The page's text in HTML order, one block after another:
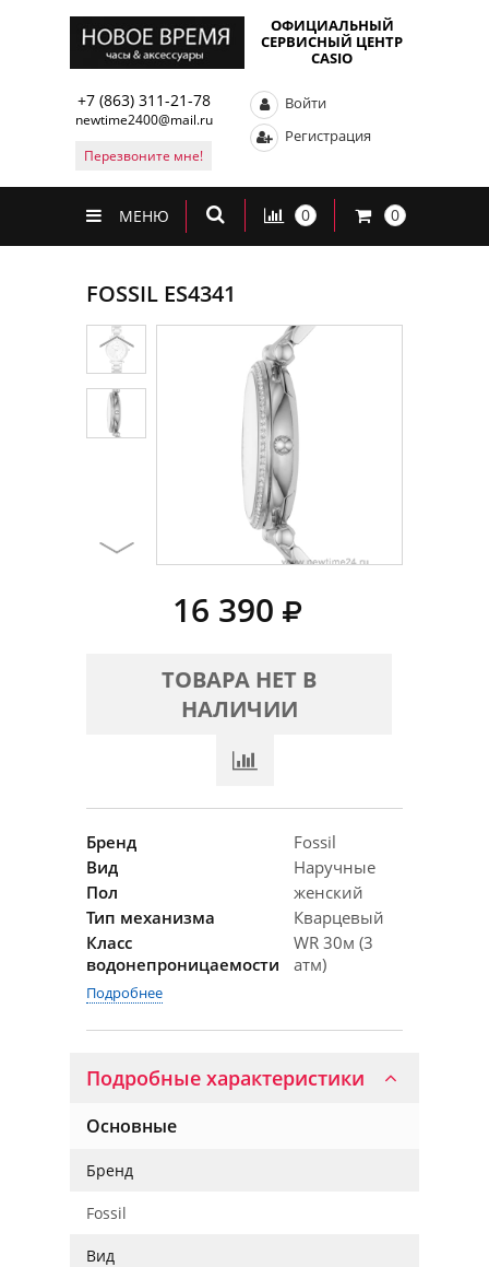
ОФИЦИАЛЬНЫЙ
СЕРВИСНЫЙ ЦЕНТР
CASIO
+7 (863) 311-21-78
newtime2400@mail.ru
Перезвоните мне!
Войти
Регистрация
МЕНЮ 0 0
FOSSIL ES4341
16 390
ТОВАРА НЕТ В
НАЛИЧИИ
Бренд
Fossil
Вид
Наручные
Пол
женский
Тип механизма
Кварцевый
Класс
водонепроницаемости
WR 30м (3
атм)
Подробнее
Подробные характеристики
Основные
Бренд
Fossil
Вид